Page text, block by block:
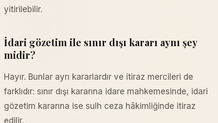
yitirilebilir.
İdari gözetim ile sınır dışı kararı aynı şey
midir?
Hayır. Bunlar ayrı kararlardır ve itiraz mercileri de
farklıdır: sınır dışı kararına idare mahkemesinde, idari
gözetim kararına ise sulh ceza hâkimliğinde itiraz
edilir.